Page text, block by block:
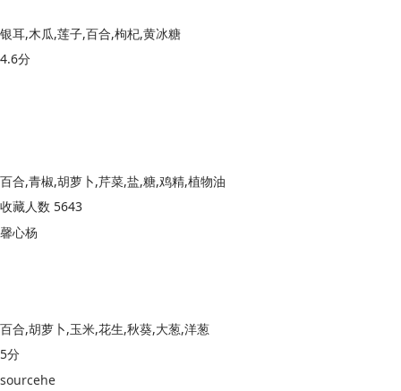
银耳,木瓜,莲子,百合,枸杞,黄冰糖
4.6分
百合,青椒,胡萝卜,芹菜,盐,糖,鸡精,植物油
收藏人数 5643
馨心杨
百合,胡萝卜,玉米,花生,秋葵,大葱,洋葱
5分
sourcehe